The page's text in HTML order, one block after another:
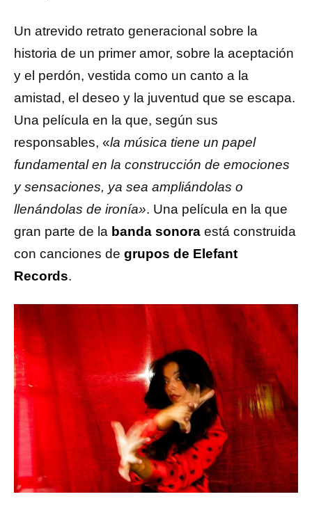
Un atrevido retrato generacional sobre la
historia de un primer amor, sobre la aceptación
y el perdón, vestida como un canto a la
amistad, el deseo y la juventud que se escapa.
Una película en la que, según sus
responsables, «la música tiene un papel
fundamental en la construcción de emociones
y sensaciones, ya sea ampliándolas o
llenándolas de ironía». Una película en la que
gran parte de la banda sonora está construida
con canciones de grupos de Elefant
Records.